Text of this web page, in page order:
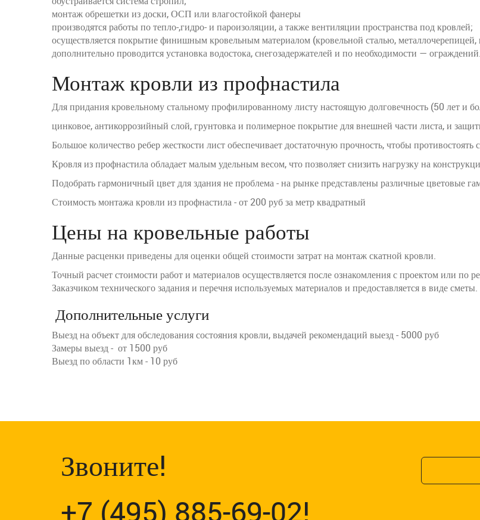
монтаж обрешетки из доски, ОСП или влагостойкой фанеры
производятся работы по тепло-,гидро- и пароизоляции, а также вентиляции пространства под кровлей;
осуществляется покрытие финишным кровельным материалом (кровельной сталью,
дополнительно проводится установка водостока, снегозадержателей и по необходимости — ограждений.
Монтаж кровли из профнастила
Для придания кровельному стальному профилированному листу настоящую долговечность (50 лет и
цинковое, антикоррозийный слой, грунтовка и полимерное покрытие для внешней части листа, и
Большое количество ребер жесткости лист обеспечивает достаточную прочность, чтобы
Кровля из профнастила обладает малым удельным весом, что позволяет снизить нагрузку на
Подобрать гармоничный цвет для здания не проблема - на рынке представлены различные цветовые
Стоимость монтажа кровли из профнастила - от 200 руб за метр квадратный
Цены на кровельные работы
Данные расценки приведены для оценки общей стоимости затрат на монтаж скатной кровли.
Точный расчет стоимости работ и материалов осуществляется после ознакомления с проектом или по
Заказчиком технического задания и перечня используемых материалов и предоставляется в виде сметы.
Дополнительные услуги
Выезд на объект для обследования состояния кровли, выдачей рекомендаций выезд - 5000 руб
Замеры выезд - от 1500 руб
Выезд по области 1км - 10 руб
Звоните!
+7 (495) 885-69-02!